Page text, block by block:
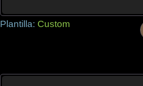
Plantilla: Custom